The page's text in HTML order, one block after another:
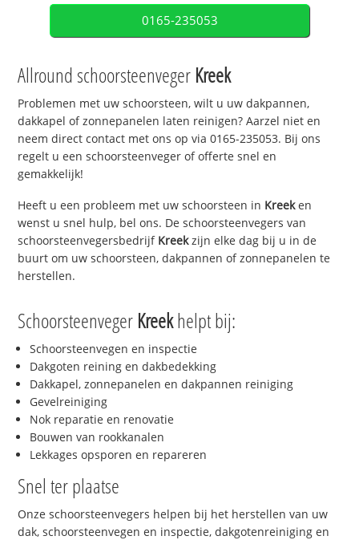
0165-235053
Allround schoorsteenveger Kreek
Problemen met uw schoorsteen, wilt u uw dakpannen,
dakkapel of zonnepanelen laten reinigen? Aarzel niet en
neem direct contact met ons op via 0165-235053. Bij ons
regelt u een schoorsteenveger of offerte snel en
gemakkelijk!
Heeft u een probleem met uw schoorsteen in Kreeken
wenst u snel hulp, bel ons. De schoorsteenvegers van
schoorsteenvegersbedrijf Kreekzijn elke dag bij u in de
buurt om uw schoorsteen, dakpannen of zonnepanelen te
herstellen.
Schoorsteenveger Kreekhelpt bij:
Schoorsteenvegen en inspectie
Dakgoten reining en dakbedekking
Dakkapel, zonnepanelen en dakpannen reiniging
Gevelreiniging
Nok reparatie en renovatie
Bouwen van rookkanalen
Lekkages opsporen en repareren
Snel ter plaatse
Onze schoorsteenvegers helpen bij het herstellen van uw
dak, schoorsteenvegen en inspectie, dakgotenreiniging en